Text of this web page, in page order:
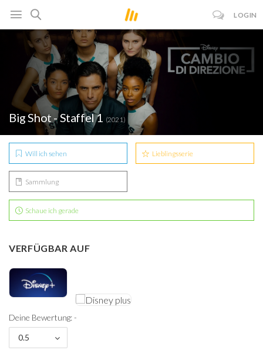
LOGIN
Big Shot - Staffel 1 (2021)
Will ich sehen Lieblingsserie
Sammlung
Schaue ich gerade
VERFÜGBAR AUF
Deine Bewertung: -
0.5